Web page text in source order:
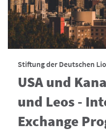
Stiftung der Deutschen
USA und
und Leos -
Exchange